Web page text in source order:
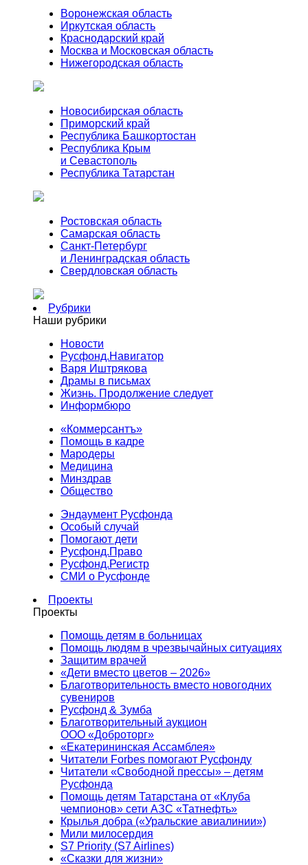
Воронежская область
Иркутская область
Краснодарский край
Москва и Московская область
Нижегородская область
Новосибирская область
Приморский край
Республика Башкортостан
Республика Крым
и Севастополь
Республика Татарстан
Ростовская область
Самарская область
Санкт-Петербург
и Ленинградская область
Свердловская область
Рубрики
Наши рубрики
Новости
Русфонд.Навигатор
Варя Иштрякова
Драмы в письмах
Жизнь. Продолжение следует
Информбюро
«Коммерсантъ»
Помощь в кадре
Мародеры
Медицина
Минздрав
Общество
Эндаумент Русфонда
Особый случай
Помогают дети
Русфонд.Право
Русфонд.Регистр
СМИ о Русфонде
Проекты
Проекты
Помощь детям в больницах
Помощь людям в чрезвычайных ситуациях
Защитим врачей
«Дети вместо цветов – 2026»
Благотворительность вместо новогодних
сувениров
Русфонд & Зумба
Благотворительный аукцион
ООО «Доброторг»
«Екатерининская Ассамблея»
Читатели Forbes помогают Русфонду
Читатели «Свободной прессы» – детям
Русфонда
Помощь детям Татарстана от «Клуба
чемпионов» сети АЗС «Татнефть»
Крылья добра («Уральские авиалинии»)
Мили милосердия
S7 Priority (S7 Airlines)
«Сказки для жизни»